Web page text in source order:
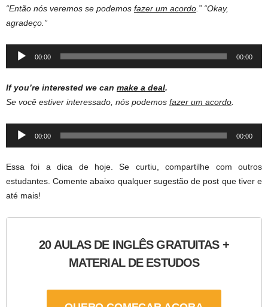
“Então nós veremos se podemos fazer um acordo .” “Okay,
agradeço.”
Audio
00:00 00:00
If you’re interested we can make a deal.
Se você estiver interessado, nós podemos fazer um acordo
Audio
00:00 00:00
Essa foi a dica de hoje. Se curtiu, compartilhe com outros
estudantes. Comente abaixo qualquer sugestão de post que tiver e
até mais!
20 AULAS DE INGLÊS GRATUITAS +
MATERIAL DE ESTUDOS